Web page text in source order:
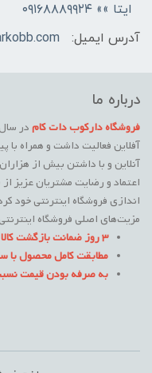
ایتا »» ۰۹۱۶۸۸۸۹۹۲۴
آدرس ایمیل:
درباره ما
فروشگاه دارکوب دات کامدر
آفلاین فعالیت داشت و همراه
آنلاین و با داشتن بیش از
اعتماد و رضایت مشتریان عزیز
اندازی فروشگاه اینترنتی خود
مزیت‌های اصلی فروشگاه
3 روز ضمانت بازگشت کالا
مطابقت کامل محصول با
به صرفه بودن قیمت